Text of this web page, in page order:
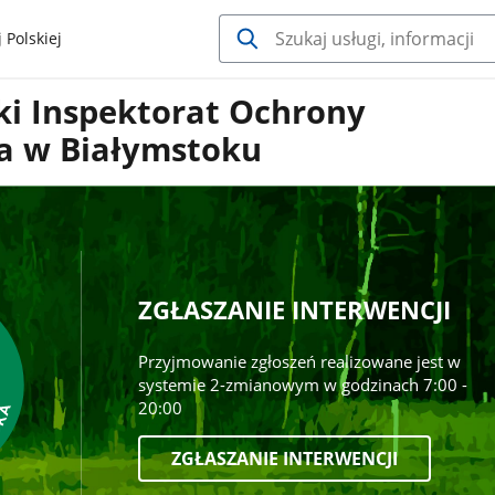
Polskiej
Inspektorat Ochrony
w Białymstoku
ZGŁASZANIE INTERWENCJI
Przyjmowanie zgłoszeń realizowane jest w
systemie 2-zmianowym w godzinach 7:00 -
20:00
ZGŁASZANIE INTERWENCJI